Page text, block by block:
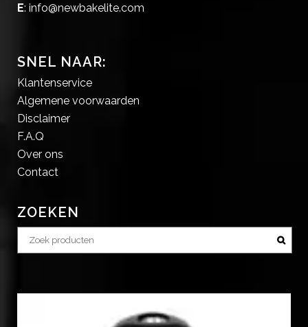
E: info@newbakelite.com
SNEL NAAR:
Klantenservice
Algemene voorwaarden
Disclaimer
F.A.Q
Over ons
Contact
ZOEKEN